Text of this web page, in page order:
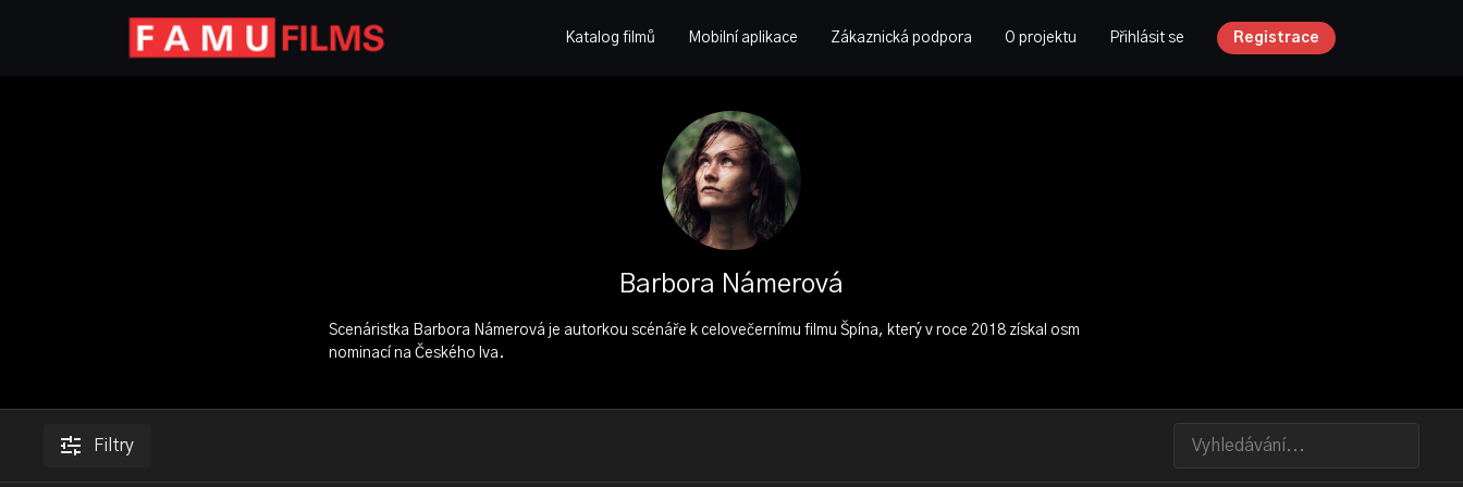
Katalog filmů Mobilní aplikace Zákaznická podpora O projektu Přihlásit se Registrace
Barbora Námerová
Scenáristka Barbora Námerová je autorkou scénáře k celovečernímu filmu Špína, který v roce 2018 získal osm
nominací na Českého lva.
Filtry